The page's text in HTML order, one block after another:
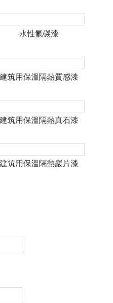
水性氟碳漆
建筑用保溫隔熱質感漆
建筑用保溫隔熱真石漆
建筑用保溫隔熱巖片漆